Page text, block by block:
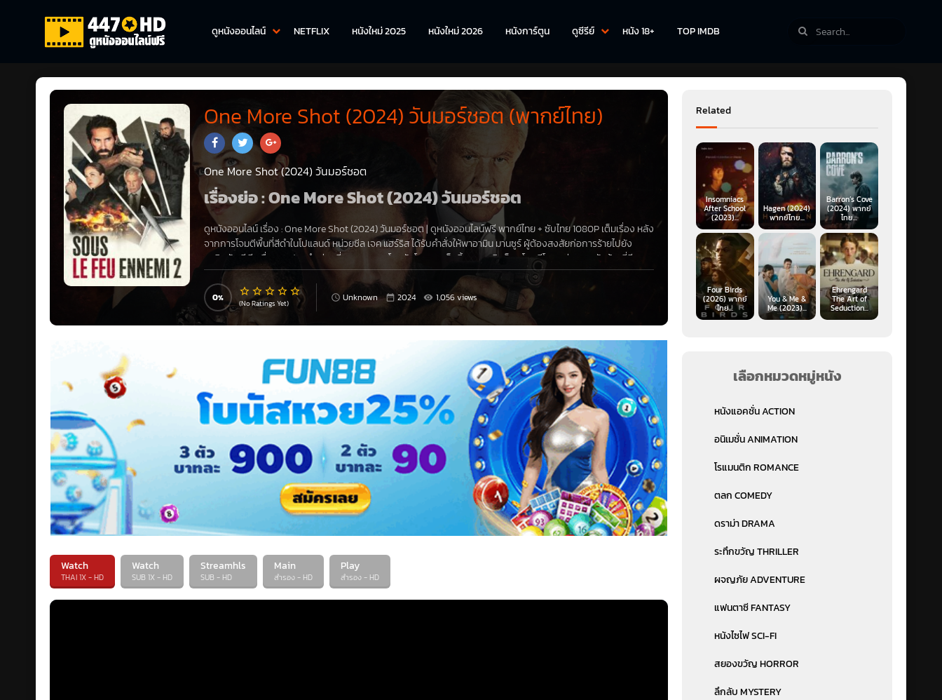
ดูหนังออนไลน์ NETFLIX หนังใหม่ 2025 หนังใหม่ 2026 หนังการ์ตูน ดูซีรีย์ หนัง 18+ TOP IMDB
One More Shot (2024) วันมอร์ชอต (พากย์ไทย)
One More Shot (2024) วันมอร์ชอต
เรื่องย่อ : One More Shot (2024) วันมอร์ชอต
ดูหนังออนไลน์ เรื่อง:One More Shot (2024) วันมอร์ชอต|ดูหนังออนไลน์ฟรีพากย์ไทย+ซับไทย1080Pเต็มเรื่อง หลัง
จากการโจมตีพื้นที่สีดำในโปแลนด์ หน่วยซีล เจค แฮร์ริส ได้รับคำสั่งให้พาอามิน มานซูร์ ผู้ต้องสงสัยก่อการร้ายไปยัง
วอชิงตัน ดี.ซี. เพื่อสอบปากคำ ก่อนที่กระบวนการโอนนักโทษจะเสร็จสิ้น สนามบินก็ถูกโจมตีโดยกลุ่มทหารรับจ้างที่มีอาวุธ
หนักและได้รับการฝึกฝนมาอย่างดี
0 (No Ratings Yet) Unknown 2024 1,056 views
Watch
THAI 1X - HD
Watch
SUB 1X - HD
Streamhls
SUB - HD
Main
สำรอง - HD
Play
สำรอง - HD
Related
Insomniacs
After School
(2023)...
Hagen (2024)
พากย์ไทย...
Barron’s Cove
(2024) พากย์
ไทย...
Four Birds
(2026) พากย์
ไทย...
You & Me &
Me (2023)...
Ehrengard
The Art of
Seduction...
เลือกหมวดหมู่หนัง
หนังแอคชั่น ACTION
อนิเมชั่น ANIMATION
โรแมนติก ROMANCE
ตลก COMEDY
ดราม่า DRAMA
ระทึกขวัญ THRILLER
ผจญภัย ADVENTURE
แฟนตาซี FANTASY
หนังไซไฟ SCI-FI
สยองขวัญ HORROR
ลึกลับ MYSTERY